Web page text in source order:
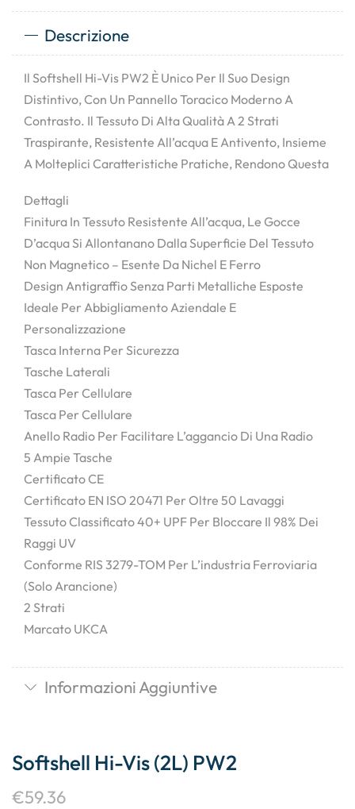
Descrizione
Il Softshell Hi-Vis PW2 È Unico Per Il Suo Design
Distintivo, Con Un Pannello Toracico Moderno A
Contrasto. Il Tessuto Di Alta Qualità A 2 Strati
Traspirante, Resistente All’acqua E Antivento, Insieme
A Molteplici Caratteristiche Pratiche, Rendono Questa
Dettagli
Finitura In Tessuto Resistente All’acqua, Le Gocce
D’acqua Si Allontanano Dalla Superficie Del Tessuto
Non Magnetico – Esente Da Nichel E Ferro
Design Antigraffio Senza Parti Metalliche Esposte
Ideale Per Abbigliamento Aziendale E
Personalizzazione
Tasca Interna Per Sicurezza
Tasche Laterali
Tasca Per Cellulare
Tasca Per Cellulare
Anello Radio Per Facilitare L’aggancio Di Una Radio
5 Ampie Tasche
Certificato CE
Certificato EN ISO 20471 Per Oltre 50 Lavaggi
Tessuto Classificato 40+ UPF Per Bloccare Il 98% Dei
Raggi UV
Conforme RIS 3279-TOM Per L’industria Ferroviaria
(solo Arancione)
2 Strati
Marcato UKCA
Informazioni Aggiuntive
Softshell Hi-Vis (2L) PW2
€59.36